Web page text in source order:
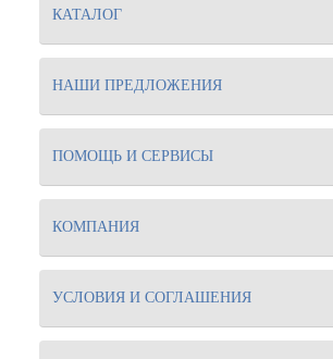
КАТАЛОГ
НАШИ ПРЕДЛОЖЕНИЯ
ПОМОЩЬ И СЕРВИСЫ
КОМПАНИЯ
УСЛОВИЯ И СОГЛАШЕНИЯ